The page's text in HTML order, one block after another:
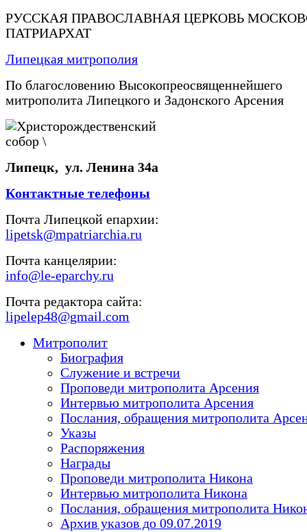
РУССКАЯ ПРАВОСЛАВНАЯ ЦЕРКОВЬ
ПАТРИАРХАТ
Липецкая митрополия
По благословению Высокопреосвященнейшего
митрополита Липецкого и Задонского Арсения
Липецк, ул. Ленина 34а
Контактные телефоны
Почта Липецкой епархии:
lipetsk@mpatriarchia.ru
Почта канцелярии:
info@le-eparchy.ru
Почта редактора сайта:
lipelep48@gmail.com
Митрополит
Биография
Служение и встречи
Проповеди митрополита Арсения
Интервью митрополита Арсения
Послания, обращения митрополита
Указы
Распоряжения
Награды
Проповеди митрополита Никона
Интервью митрополита Никона
Послания, обращения митрополита
Архив указов до 09.07.2019